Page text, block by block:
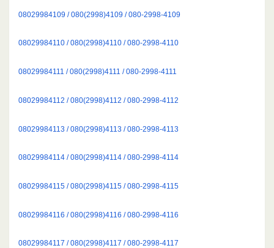
08029984109 / 080(2998)4109 / 080-2998-4109
08029984110 / 080(2998)4110 / 080-2998-4110
08029984111 / 080(2998)4111 / 080-2998-4111
08029984112 / 080(2998)4112 / 080-2998-4112
08029984113 / 080(2998)4113 / 080-2998-4113
08029984114 / 080(2998)4114 / 080-2998-4114
08029984115 / 080(2998)4115 / 080-2998-4115
08029984116 / 080(2998)4116 / 080-2998-4116
08029984117 / 080(2998)4117 / 080-2998-4117